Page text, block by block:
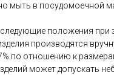
мыть в посудомоечной
положения при
производятся
по отношению к
может допускать